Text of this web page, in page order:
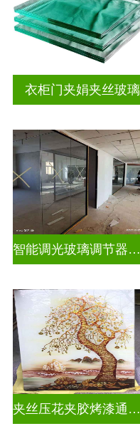
衣柜门夹娟夹丝玻璃
智能调光玻璃调节器图片
夹丝压花夹胶烤漆通电深雕浮雕玻璃